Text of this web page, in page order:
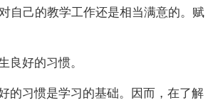
自己的教学工作还是相当满意的。赋
良好的习惯。
的习惯是学习的基础。因而，在了解